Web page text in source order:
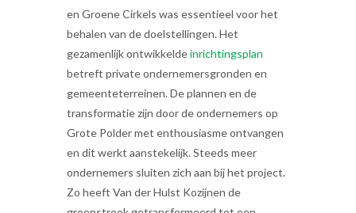
en Groene Cirkels was essentieel voor het
behalen van de doelstellingen. Het
gezamenlijk ontwikkeldeinrichtingsplan
betreft private ondernemersgronden en
gemeenteterreinen. De plannen en de
transformatie zijn door de ondernemers op
Grote Polder met enthousiasme ontvangen
en dit werkt aanstekelijk. Steeds meer
ondernemers sluiten zich aan bij het project.
Zo heeft Van der Hulst Kozijnen de